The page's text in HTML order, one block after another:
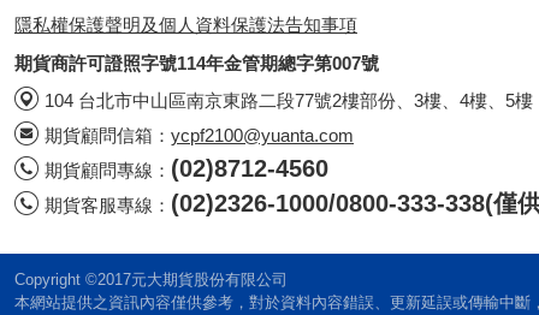
隱私權保護聲明及個人資料保護法告知事項
期貨商許可證照字號114年金管期總字第007號
104 台北市中山區南京東路二段77號2樓部份、3樓、4樓、5樓
期貨顧問信箱： ycpf2100@yuanta.com
期貨顧問專線： (02)8712-4560
期貨客服專線： (02)2326-1000/0800-333-338(僅
Copyright ©2017元大期貨股份有限公司
本網站提供之資訊內容僅供參考，對於資料內容錯誤、更新延誤或傳輸中